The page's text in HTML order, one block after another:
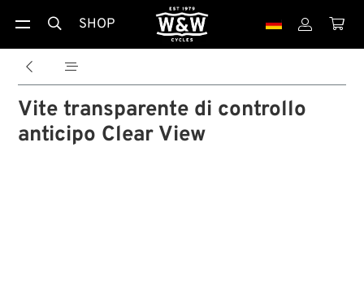
 SHOP  
 
Vite transparente di controllo
anticipo Clear View